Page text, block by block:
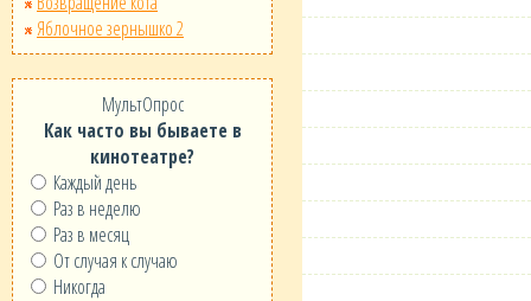
Яблочное зернышко 2
МультОпрос
Как часто вы бываете в
кинотеатре?
Каждый день
Раз в неделю
Раз в месяц
От случая к случаю
Никогда